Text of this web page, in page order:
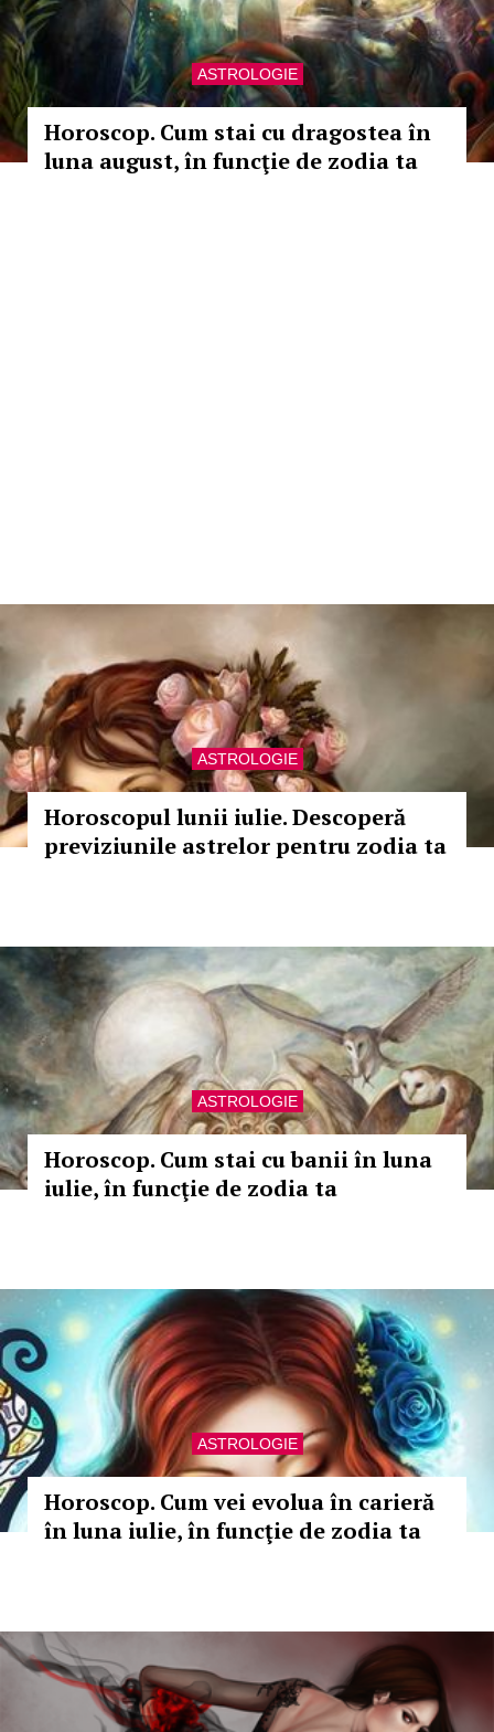
ASTROLOGIE
Horoscop. Cum stai cu dragostea în
luna august, în funcţie de zodia ta
ASTROLOGIE
Horoscopul lunii iulie. Descoperă
previziunile astrelor pentru zodia ta
ASTROLOGIE
Horoscop. Cum stai cu banii în luna
iulie, în funcţie de zodia ta
ASTROLOGIE
Horoscop. Cum vei evolua în carieră
în luna iulie, în funcţie de zodia ta